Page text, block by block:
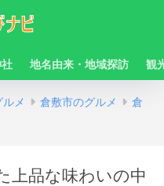
地名由来・地域探訪 観
メ 倉敷市のグルメ
倉
上品な味わいの中